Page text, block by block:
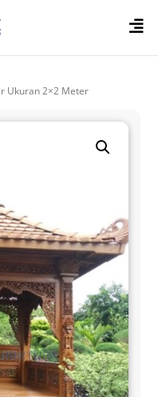

Ukuran 2×2 Meter